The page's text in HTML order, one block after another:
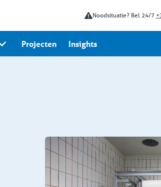
Noodsituatie? Bel 24/7
Projecten Insights